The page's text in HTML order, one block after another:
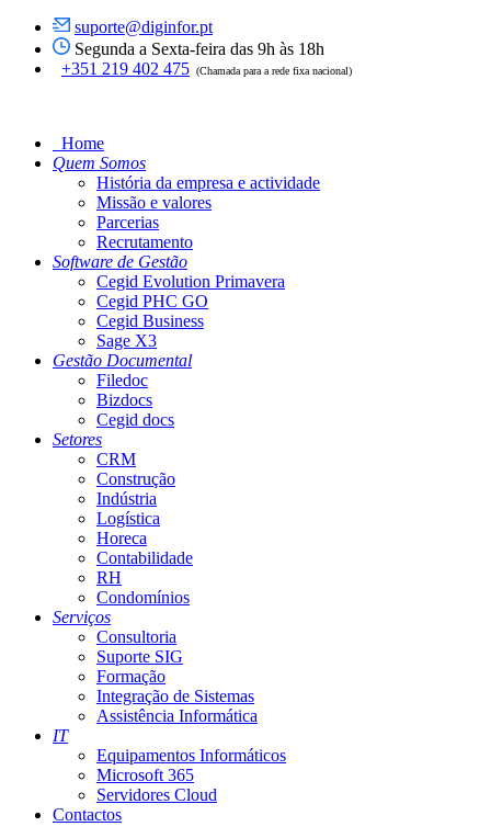
suporte@diginfor.pt
Segunda a Sexta-feira das 9h às 18h
+351 219 402 475 (Chamada para a rede fixa nacional)
Home
Quem Somos
História da empresa e actividade
Missão e valores
Parcerias
Recrutamento
Software de Gestão
Cegid Evolution Primavera
Cegid PHC GO
Cegid Business
Sage X3
Gestão Documental
Filedoc
Bizdocs
Cegid docs
Setores
CRM
Construção
Indústria
Logística
Horeca
Contabilidade
RH
Condomínios
Serviços
Consultoria
Suporte SIG
Formação
Integração de Sistemas
Assistência Informática
IT
Equipamentos Informáticos
Microsoft 365
Servidores Cloud
Contactos